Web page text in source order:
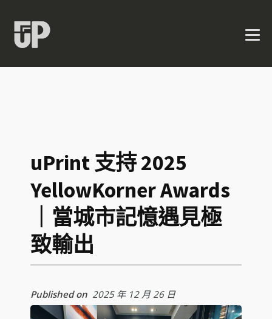
uPrint 支持 2025
YellowKorner Awards
｜當城市記憶遇見極
致輸出
Published on 2025 年 12 月 26 日